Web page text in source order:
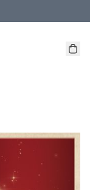
本地取貨 )